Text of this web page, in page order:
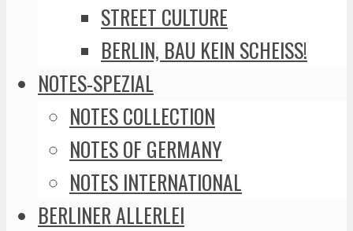
STREET CULTURE
BERLIN, BAU KEIN SCHEISS!
NOTES-SPEZIAL
NOTES COLLECTION
NOTES OF GERMANY
NOTES INTERNATIONAL
BERLINER ALLERLEI